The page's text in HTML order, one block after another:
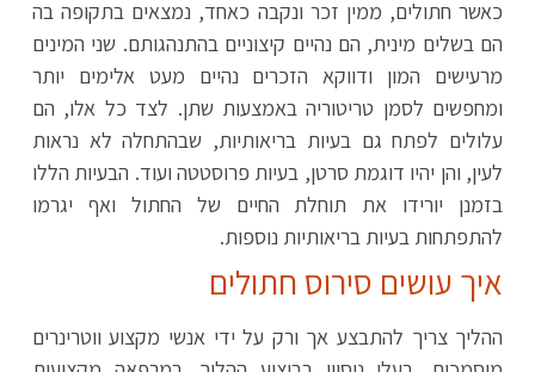
כאשר חתולים, ממין זכר ונקבה כאחד, נמצאים בתקופה בה
הם בשלים מינית, הם נהיים קיצוניים בהתנהגותם. שני המינים
מרעישים המון ודווקא הזכרים נהיים מעט אלימים יותר
ומחפשים לסמן טריטוריה באמצעות שתן. לצד כל אלו, הם
עלולים לפתח גם בעיות בריאותיות, שבהתחלה לא נראות
לעין, והן יהיו דוגמת סרטן, בעיות פרוסטטה ועוד. הבעיות הללו
בזמנן יורידו את תוחלת החיים של החתול ואף יגרמו
להתפתחות בעיות בריאותיות נוספות.
איך עושים סירוס חתולים
ההליך צריך להתבצע אך ורק על ידי אנשי מקצוע ווטרינרים